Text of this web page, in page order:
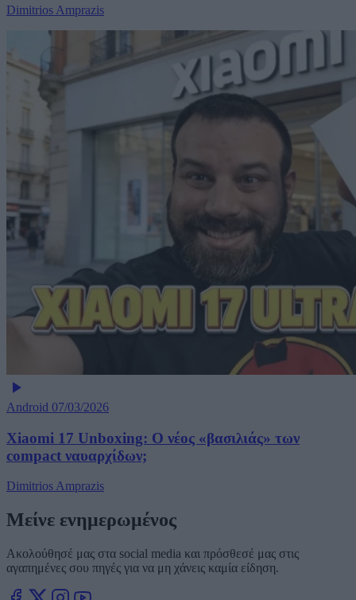
Dimitrios Amprazis
Android 07/03/2026
Xiaomi 17 Unboxing: Ο νέος «βασιλιάς» των
compact ναυαρχίδων;
Dimitrios Amprazis
Μείνε ενημερωμένος
Ακολούθησέ μας στα social media και πρόσθεσέ μας στις
αγαπημένες σου πηγές για να μη χάνεις καμία είδηση.